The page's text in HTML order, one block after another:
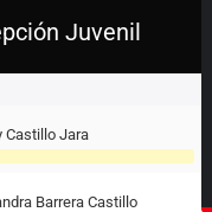
Juvenil
Castillo Jara
Barrera Castillo